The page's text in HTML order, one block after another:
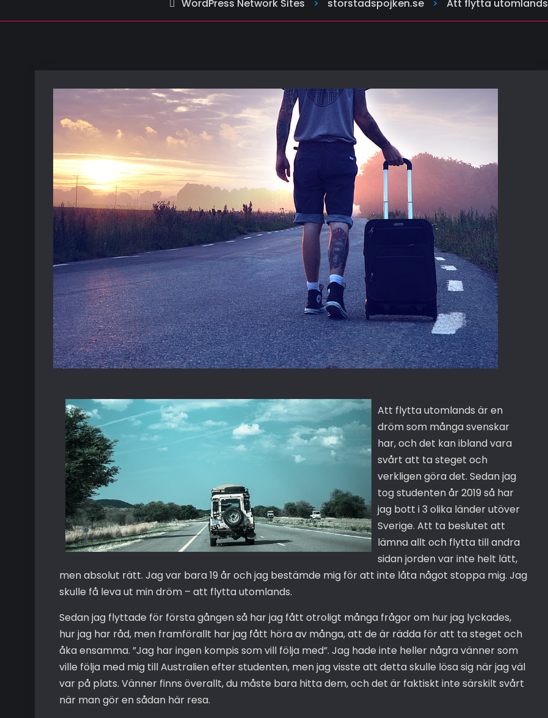
WordPress Network Sites > storstadspojken.se > Att flytta utomlands
Att flytta utomlands är en
dröm som många svenskar
har, och det kan ibland vara
svårt att ta steget och
verkligen göra det. Sedan jag
tog studenten år 2019 så har
jag bott i 3 olika länder utöver
Sverige. Att ta beslutet att
lämna allt och flytta till andra
sidan jorden var inte helt lätt,
men absolut rätt. Jag var bara 19 år och jag bestämde mig för att inte låta något stoppa mig. Jag
skulle få leva ut min dröm – att flytta utomlands.
Sedan jag flyttade för första gången så har jag fått otroligt många frågor om hur jag lyckades,
hur jag har råd, men framförallt har jag fått höra av många, att de är rädda för att ta steget och
åka ensamma. ”Jag har ingen kompis som vill följa med”. Jag hade inte heller några vänner som
ville följa med mig till Australien efter studenten, men jag visste att detta skulle lösa sig när jag väl
var på plats. Vänner finns överallt, du måste bara hitta dem, och det är faktiskt inte särskilt svårt
när man gör en sådan här resa.